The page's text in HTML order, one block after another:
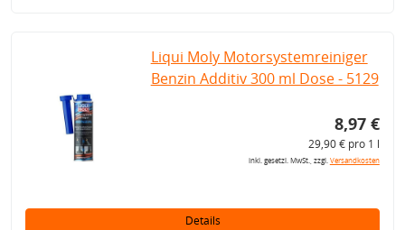
Liqui Moly Motorsystemreiniger
Benzin Additiv 300 ml Dose - 5129
8,97 €
29,90 € pro 1 l
inkl. gesetzl. MwSt., zzgl.Versandkosten
Details